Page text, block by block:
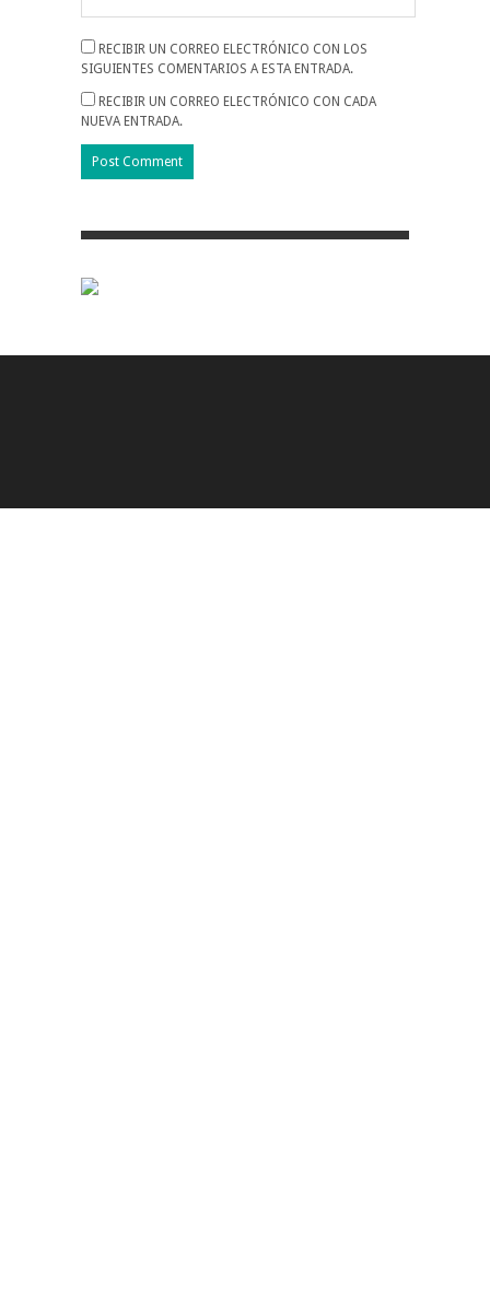
RECIBIR UN CORREO ELECTRÓNICO CON LOS
SIGUIENTES COMENTARIOS A ESTA ENTRADA.
RECIBIR UN CORREO ELECTRÓNICO CON CADA
NUEVA ENTRADA.